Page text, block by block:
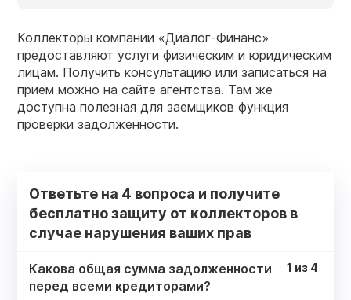
Коллекторы компании «Диалог-Финанс»
предоставляют услуги физическим и юридическим
лицам. Получить консультацию или записаться на
прием можно на сайте агентства. Там же
доступна полезная для заемщиков функция
проверки задолженности.
Ответьте на 4 вопроса и получите
бесплатно защиту от коллекторов в
случае нарушения ваших прав
Какова общая сумма задолженности
перед всеми кредиторами?
1 из 4